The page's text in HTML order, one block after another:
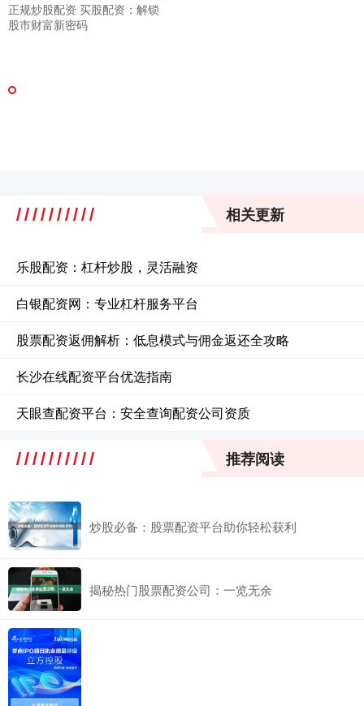
正规炒股配资 买股配资：解锁
股市财富新密码
相关更新
乐股配资：杠杆炒股，灵活融资
白银配资网：专业杠杆服务平台
股票配资返佣解析：低息模式与佣金返还全攻略
长沙在线配资平台优选指南
天眼查配资平台：安全查询配资公司资质
推荐阅读
炒股必备：股票配资平台助你轻松获利
揭秘热门股票配资公司：一览无余